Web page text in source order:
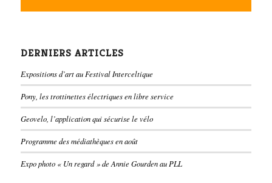
DERNIERS ARTICLES
Expositions d’art au Festival Interceltique
Pony, les trottinettes électriques en libre service
Geovelo, l’application qui sécurise le vélo
Programme des médiathèques en août
Expo photo « Un regard » de Annie Gourden au PLL